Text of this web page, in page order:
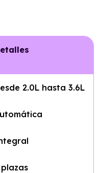
2.0L hasta 3.6L